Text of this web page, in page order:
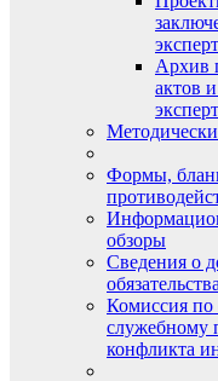
Архив
актов
Формы,
обзоры
Сведения о
Комиссия
служебному
конфликта